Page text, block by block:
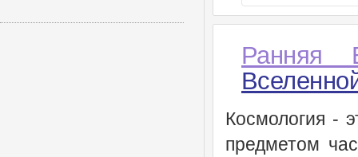
Ранняя
Космология -
предметом